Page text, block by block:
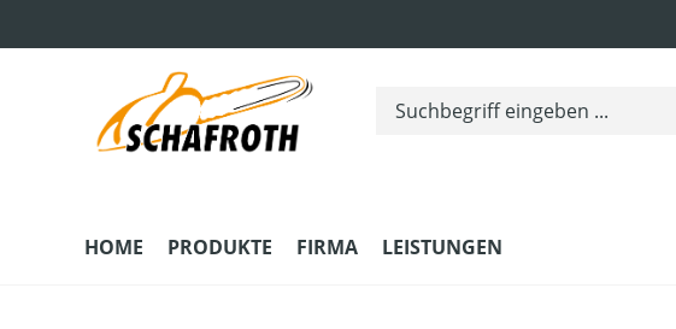
HOME PRODUKTE FIRMA LEISTUNGEN